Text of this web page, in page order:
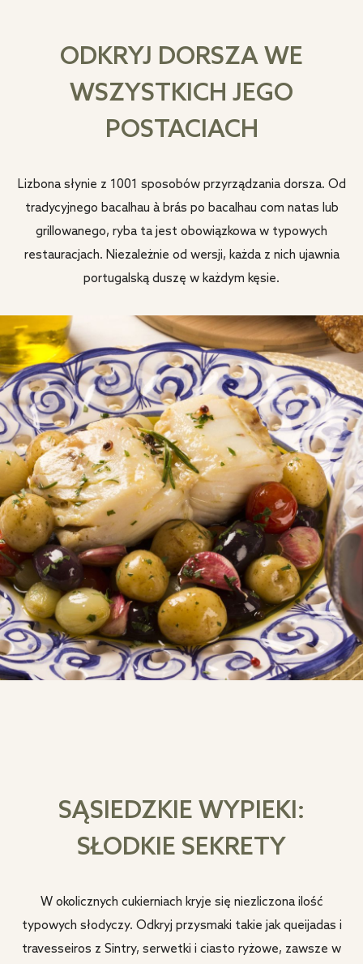
ODKRYJ DORSZA WE
WSZYSTKICH JEGO
POSTACIACH
Lizbona słynie z 1001 sposobów przyrządzania dorsza. Od
tradycyjnego bacalhau à brás po bacalhau com natas lub
grillowanego, ryba ta jest obowiązkowa w typowych
restauracjach. Niezależnie od wersji, każda z nich ujawnia
portugalską duszę w każdym kęsie.
SĄSIEDZKIE WYPIEKI:
SŁODKIE SEKRETY
W okolicznych cukierniach kryje się niezliczona ilość
typowych słodyczy. Odkryj przysmaki takie jak queijadas i
travesseiros z Sintry, serwetki i ciasto ryżowe, zawsze w